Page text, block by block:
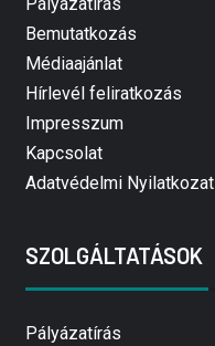
Pályázatírás
Bemutatkozás
Médiaajánlat
Hírlevél feliratkozás
Impresszum
Kapcsolat
Adatvédelmi Nyilatkozat
SZOLGÁLTATÁSOK
Pályázatírás